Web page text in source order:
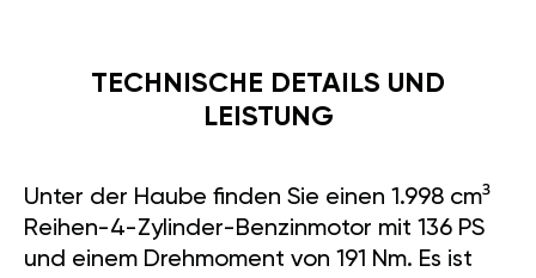
TECHNISCHE DETAILS UND
LEISTUNG
Unter der Haube finden Sie einen 1.998 cm³
Reihen-4-Zylinder-Benzinmotor mit 136 PS
und einem Drehmoment von 191 Nm. Es ist